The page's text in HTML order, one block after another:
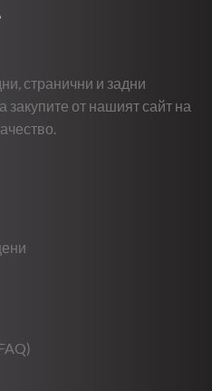
странични и задни
закупите от нашият сайт на